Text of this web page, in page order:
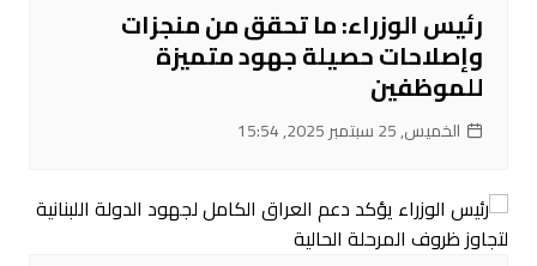
رئيس الوزراء: ما تحقق من منجزات
وإصلاحات حصيلة جهود متميزة
للموظفين
الخميس, 25 سبتمبر 2025, 15:54